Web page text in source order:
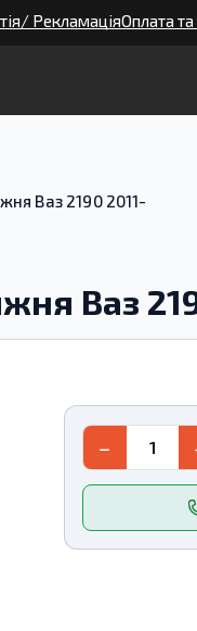
РекламаціяОплата
Ваз 2190 2011-
Ваз
−